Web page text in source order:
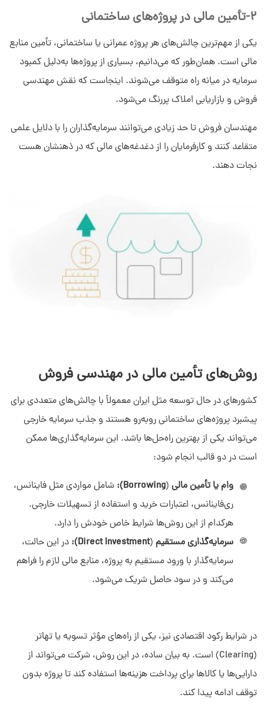
2-تأمین مالی در پروژه‌های ساختمانی
یکی از مهم‌ترین چالش‌های هر پروژه عمرانی یا ساختمانی، تأمین منابع
مالی است. همان‌طور که می‌دانیم، بسیاری از پروژه‌ها به‌دلیل کمبود
سرمایه در میانه راه متوقف می‌شوند. اینجاست که نقش مهندسی
فروش و بازاریابی املاک پررنگ می‌شود.
مهندسان فروش تا حد زیادی می‌توانند سرمایه‌گذاران را با دلایل علمی
متقاعد کنند و کارفرمایان را از دغدغه‌های مالی که در ذهنشان هست
نجات دهند.
روش‌های تأمین مالی در مهندسی فروش
کشورهای در حال توسعه مثل ایران معمولاً با چالش‌های متعددی برای
پیشبرد پروژه‌های ساختمانی روبه‌رو هستند و جذب سرمایه خارجی
می‌تواند یکی از بهترین راه‌حل‌ها باشد. این سرمایه‌گذاری‌ها ممکن
است در دو قالب انجام شود:
وام یا تأمین مالی (
Borrowing):
شامل مواردی مثل فاینانس،
ری‌فاینانس، اعتبارات خرید و استفاده از تسهیلات خارجی.
هرکدام از این روش‌ها شرایط خاص خودش را دارد.
سرمایه‌گذاری مستقیم (
Direct Investment):
در این حالت،
سرمایه‌گذار با ورود مستقیم به پروژه، منابع مالی لازم را فراهم
می‌کند و در سود حاصل شریک می‌شود.
در شرایط رکود اقتصادی نیز، یکی از راه‌های مؤثر تسویه یا تهاتر
(Clearing) است. به بیان ساده، در این روش، شرکت می‌تواند از
دارایی‌ها یا کالاها برای پرداخت هزینه‌ها استفاده کند تا پروژه بدون
توقف ادامه پیدا کند.